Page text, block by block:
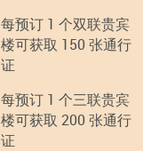
每预订 1 个双联贵宾
楼可获取 150 张通行
证
每预订 1 个三联贵宾
楼可获取 200 张通行
证